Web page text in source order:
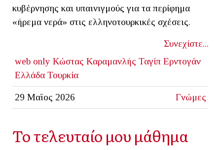
κυβέρνησης και υπαινιγμούς για τα περίφημα
«ήρεμα νερά» στις ελληνοτουρκικές σχέσεις.
Συνεχίστε...
web only Κώστας Καραμανλής Ταγίπ Ερντογάν
Ελλάδα Τουρκία
29 Μαϊος 2026 Γνώμες
Το τελευταίο μου μάθημα